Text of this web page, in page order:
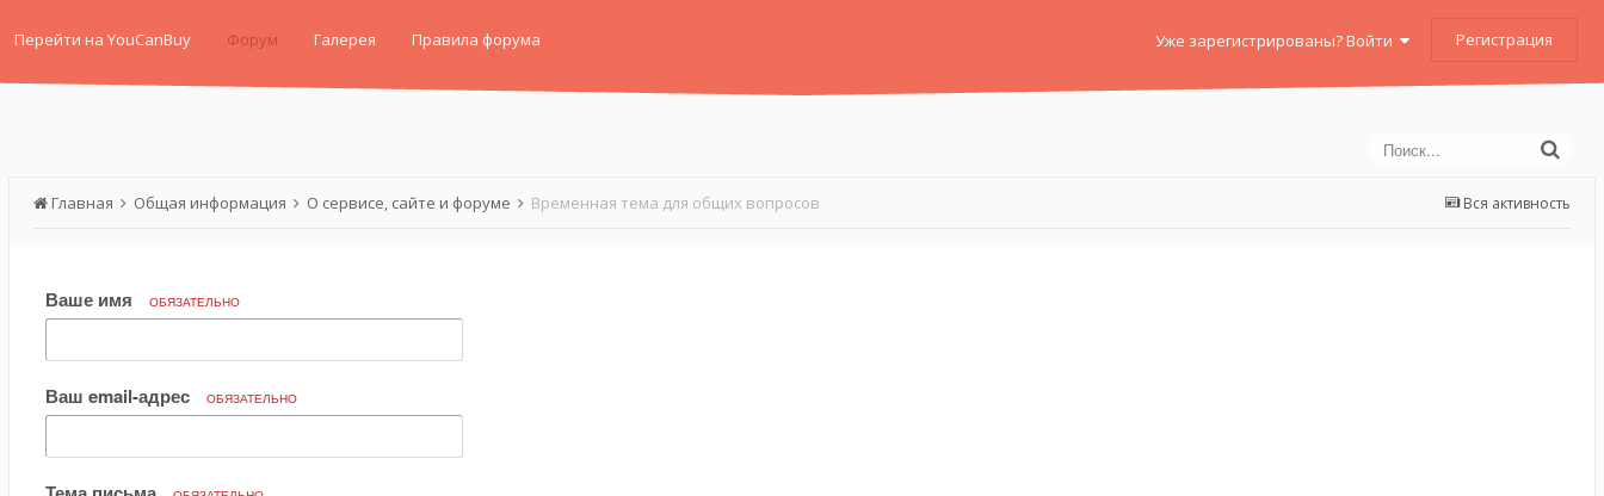
Перейти на YouCanBuy Форум Галерея Правила форума Уже зарегистрированы? Войти Регистрация
Вся активность
Главная Общая информация О сервисе, сайте и форуме Временная тема для общих вопросов
Ваше имя ОБЯЗАТЕЛЬНО
Ваш email-адрес ОБЯЗАТЕЛЬНО